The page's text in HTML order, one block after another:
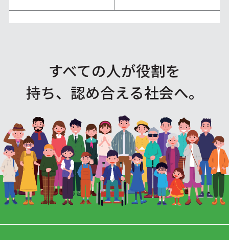
すべての人が役割を
持ち、認め合える社会へ。